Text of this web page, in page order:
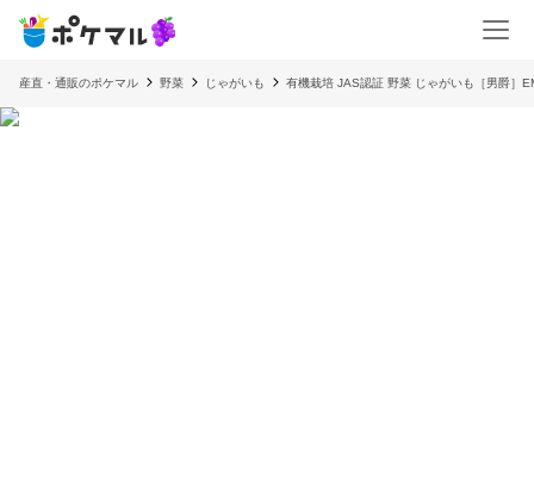
産直・通販のポケマル 野菜 じゃがいも 有機栽培 JAS認証 野菜 じゃがいも［男爵］